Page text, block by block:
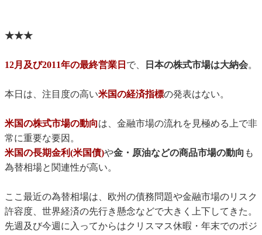
★★★
12月及び2011年の最終営業日 で、 日本の株式市場は大納会。
本日は、注目度の高い米国の経済指標の発表はない。
米国の株式市場の動向は、金融市場の流れを見極める上で非
常に重要な要因。
米国の長期金利(米国債)や金・原油などの商品市場の動向 も
為替相場と関連性が高い。
ここ最近の為替相場は、欧州の債務問題や金融市場のリスク
許容度、世界経済の先行き懸念などで大きく上下してきた。
先週及び今週に入ってからはクリスマス休暇・年末でのポジ